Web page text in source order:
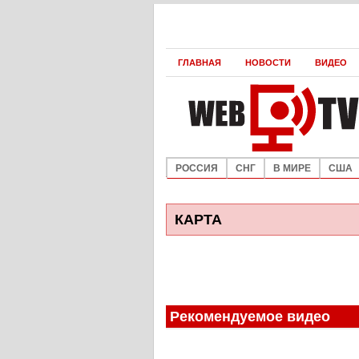
ГЛАВНАЯ НОВОСТИ ВИДЕО
РОССИЯ СНГ В МИРЕ США
КАРТА
Рекомендуемое видео